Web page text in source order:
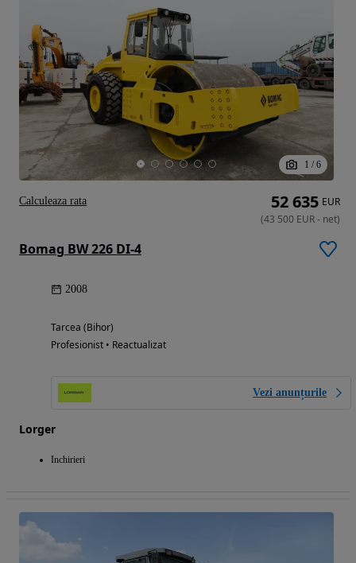
1 / 6
Bomag BW 226 DI-4
2008
Tarcea (Bihor)
Profesionist • Reactualizat
Vezi anunțurile
Lorger
Inchirieri
52 635 EUR
(43 500 EUR- net)
Calculeaza rata